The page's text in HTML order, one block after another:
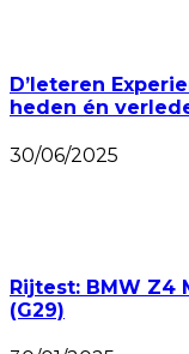
D’Ieteren
heden én
30/06/2025
Rijtest: BMW Z4
(G29)